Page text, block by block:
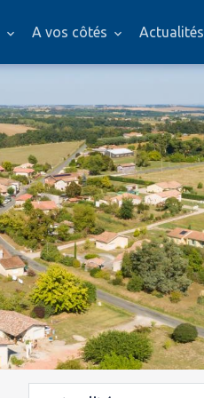
A vos côtés Actualités